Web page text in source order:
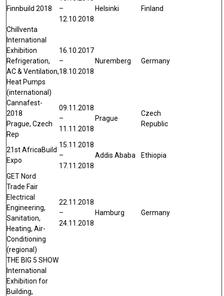
Finnbuild 2018
–
12.10.2018
Helsinki Finland
Chillventa
International
Exhibition
Refrigeration,
AC & Ventilation,
Heat Pumps
(international)
16.10.2017
–
18.10.2018
Nuremberg Germany
Cannafest-
2018
Prague, Czech
Rep
09.11.2018
–
11.11.2018
Prague
Czech
Republic
21st AfricaBuild
Expo
15.11.2018
–
17.11.2018
Addis Ababa Ethiopia
GET Nord
Trade Fair
Electrical
Engineering,
Sanitation,
Heating, Air-
Conditioning
(regional)
22.11.2018
–
24.11.2018
Hamburg Germany
THE BIG 5 SHOW
International
Exhibition for
Building,